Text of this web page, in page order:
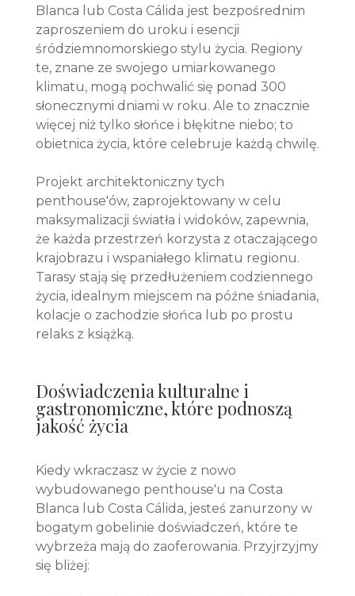
Blanca lub Costa Cálida jest bezpośrednim
zaproszeniem do uroku i esencji
śródziemnomorskiego stylu życia. Regiony
te, znane ze swojego umiarkowanego
klimatu, mogą pochwalić się ponad 300
słonecznymi dniami w roku. Ale to znacznie
więcej niż tylko słońce i błękitne niebo; to
obietnica życia, które celebruje każdą chwilę.
Projekt architektoniczny tych
penthouse'ów, zaprojektowany w celu
maksymalizacji światła i widoków, zapewnia,
że każda przestrzeń korzysta z otaczającego
krajobrazu i wspaniałego klimatu regionu.
Tarasy stają się przedłużeniem codziennego
życia, idealnym miejscem na późne śniadania,
kolacje o zachodzie słońca lub po prostu
relaks z książką.
Doświadczenia kulturalne i
gastronomiczne, które podnoszą
jakość życia
Kiedy wkraczasz w życie z nowo
wybudowanego penthouse'u na Costa
Blanca lub Costa Cálida, jesteś zanurzony w
bogatym gobelinie doświadczeń, które te
wybrzeża mają do zaoferowania. Przyjrzyjmy
się bliżej: